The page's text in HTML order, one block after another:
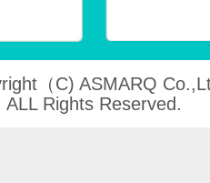
（C) ASMARQ
ALL Rights Reserved.